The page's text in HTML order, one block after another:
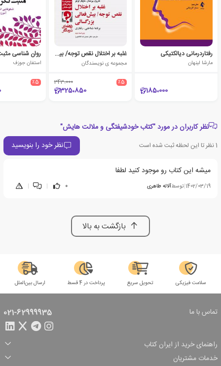
رفتاردرمانی دیالکتیکی
مارشا لینهان
185،000
غلبه بر اختلال نقص توجه/ بیش فعالی بزرگسالی (راهنمای درمانگر)
مجموعه ی نویسندگان
٪5 343،000
325،850
استفان جوزف
٪5
نظر کاربران در مورد "کتاب خودشیفتگی و ملالت هایش"
1نظر تا این لحظه ثبت شده است نظر خود را بنویسید
میشه این کتاب رو موجود کنید لطفا
1402/03/19
|توسطآلاله طاهری 0
|
|
بازگشت به بالا
سلامت فیزیکی تحویل سریع پرداخت در 4 قسط ارسال بین‌الملل
تماس با ما 021-62999935
راهنمای خرید از ایران کتاب
ثبت سفارش
شرایط ارسال سفارش
شیوه پرداخت
تخفیف‌های خرید
خدمات مشتریان